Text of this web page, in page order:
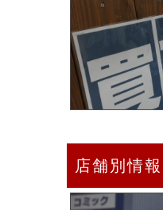
店舗別情報